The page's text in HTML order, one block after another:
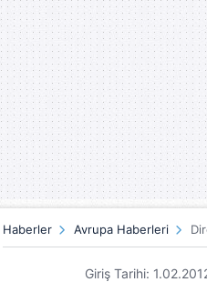
Haberler Avrupa Haberleri
Giriş Tarihi: